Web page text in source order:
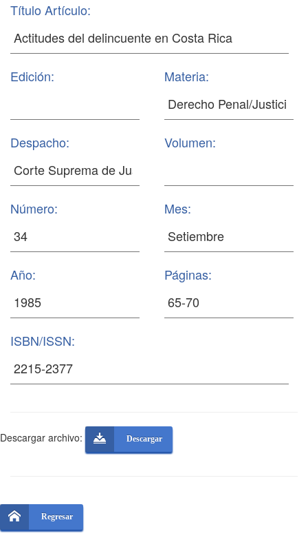
Título Artículo:
Edición: Materia:
Despacho: Volumen:
Número: Mes:
Año: Páginas:
ISBN/ISSN:
Descargar archivo: Descargar
Regresar